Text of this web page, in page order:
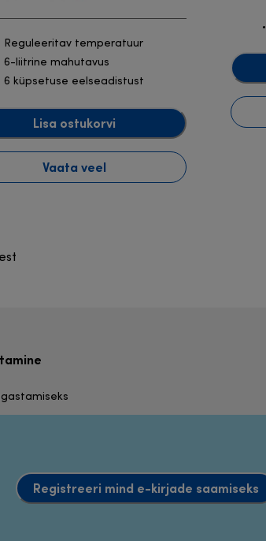
Reguleeritav temperatuur
6-liitrine mahutavus
6 küpsetuse eelseadistust
Lisa ostukorvi
Vaata veel
Registreeri mind e-kirjade saamiseks